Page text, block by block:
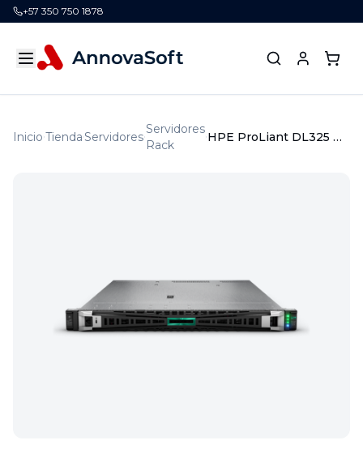
+57 350 750 1878
Inicio TiendaServidores
Servidores
Rack
HPE ProLiant DL325 Gen11 9115 3.2GHz 16c 1P 1x32GBâR 8SFF MR408iâo 2x960GB SSD 2x800W PS LA Server